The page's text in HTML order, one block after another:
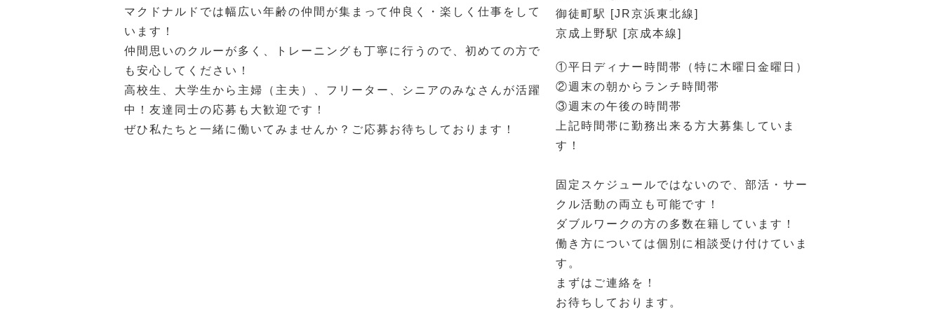
マクドナルドでは幅広い年齢の仲間が集まって仲良く・楽しく仕事をして
います！
仲間思いのクルーが多く、トレーニングも丁寧に行うので、初めての方で
も安心してください！
高校生、大学生から主婦（主夫）、フリーター、シニアのみなさんが活躍
中！友達同士の応募も大歓迎です！
ぜひ私たちと一緒に働いてみませんか？ご応募お待ちしております！
御徒町駅 [JR京浜東北線]
京成上野駅 [京成本線]
①平日ディナー時間帯（特に木曜日金曜日）
②週末の朝からランチ時間帯
③週末の午後の時間帯
上記時間帯に勤務出来る方大募集していま
す！
固定スケジュールではないので、部活・サー
クル活動の両立も可能です！
ダブルワークの方の多数在籍しています！
働き方については個別に相談受け付けていま
す。
まずはご連絡を！
お待ちしております。